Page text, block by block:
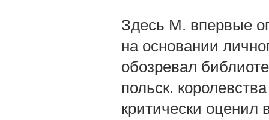
Здесь М. впервые
на основании
обозревал
польск.
критически оценил